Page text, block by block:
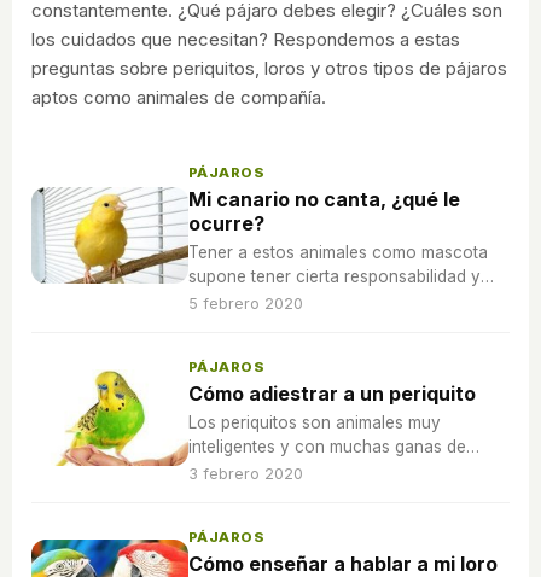
constantemente. ¿Qué pájaro debes elegir? ¿Cuáles son
los cuidados que necesitan? Respondemos a estas
preguntas sobre periquitos, loros y otros tipos de pájaros
aptos como animales de compañía.
PÁJAROS
Mi canario no canta, ¿qué le
ocurre?
Tener a estos animales como mascota
supone tener cierta responsabilidad y
hacerse cargo de una serie de cuidados
5 febrero 2020
PÁJAROS
Cómo adiestrar a un periquito
Los periquitos son animales muy
inteligentes y con muchas ganas de
aprender. Es por eso que es buena idea
3 febrero 2020
PÁJAROS
Cómo enseñar a hablar a mi loro